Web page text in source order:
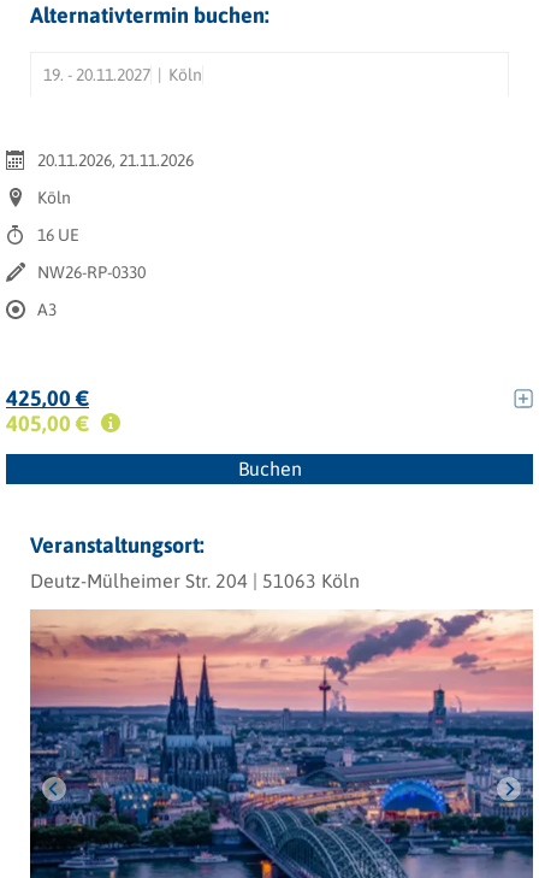
Alternativtermin buchen:
Köln
19. - 20.11.2027
20.11.2026, 21.11.2026
Köln
16 UE
NW26-RP-0330
A3
425,00 €
405,00 €
Buchen
Veranstaltungsort:
Deutz-Mülheimer Str. 204 | 51063 Köln